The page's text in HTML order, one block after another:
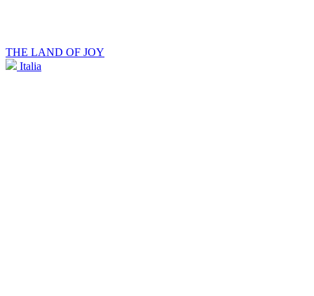
THE LAND OF JOY
Italia